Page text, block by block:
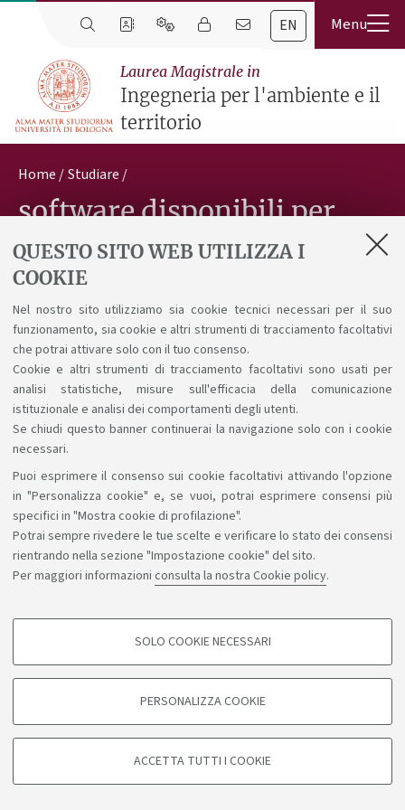
QUESTO SITO WEB UTILIZZA I
COOKIE
Nel nostro sito utilizziamo sia cookie tecnici necessari per il suo
funzionamento, sia cookie e altri strumenti di tracciamento facoltativi
che potrai attivare solo con il tuo consenso.
Cookie e altri strumenti di tracciamento facoltativi sono usati per
analisi statistiche, misure sull'efficacia della comunicazione
istituzionale e analisi dei comportamenti degli utenti.
Se chiudi questo banner continuerai la navigazione solo con i cookie
necessari.
Puoi esprimere il consenso sui cookie facoltativi attivando l'opzione
in "Personalizza cookie" e, se vuoi, potrai esprimere consensi più
specifici in "Mostra cookie di profilazione".
Potrai sempre rivedere le tue scelte e verificare lo stato dei consensi
rientrando nella sezione "Impostazione cookie" del sito.
Per maggiori informazioni consulta la nostra Cookie policy.
COOKIE DI PROFILAZIONE - FACOLTATIVI
degli utenti, creare profili in base al loro comportamento sul sito, per analisi
di marketing.
Google/Youtube Video
SOLO COOKIE NECESSARI
PERSONALIZZA COOKIE
ACCETTA TUTTI I COOKIE
EN
Laurea Magistrale in
Ingegneria per l'ambiente e il
territorio
Home Studiare
software disponibili per
gli studenti
Scopri isoftwarea supporto dello studio.
Sosteniamo il diritto alla conoscenza
Seguici su:
Bologna - Via Zamboni, 33 - 40126 Bologna - PI: 01131710376 -
CF: 80007010376
Note legali Informazioni sul sito e accessibilità
Impostazioni cookie